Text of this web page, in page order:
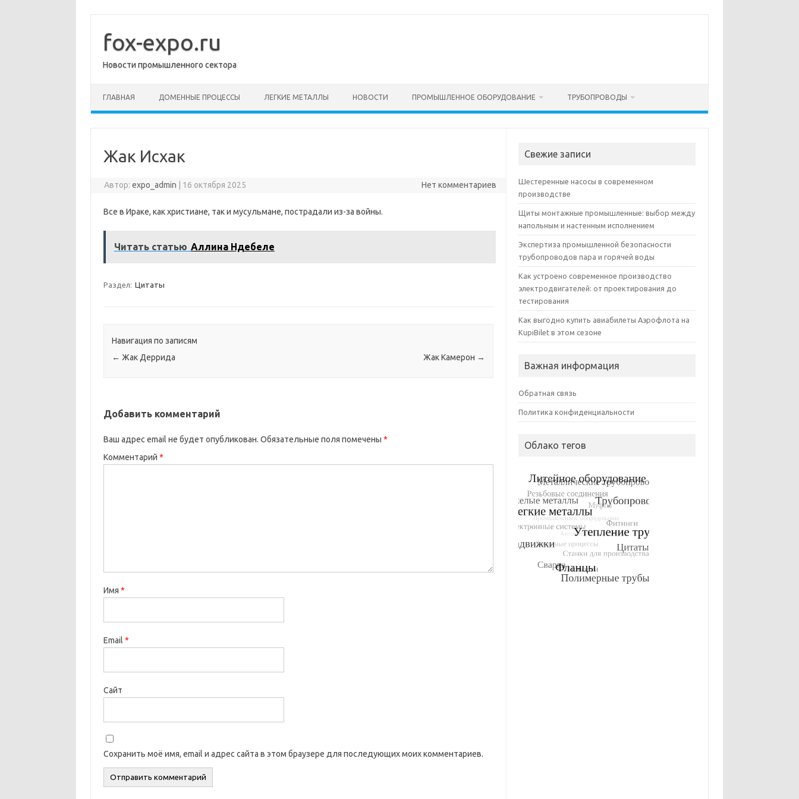
содержимому
fox-expo.ru
Новости промышленного сектора
ГЛАВНАЯ ДОМЕННЫЕ ПРОЦЕССЫ ЛЕГКИЕ МЕТАЛЛЫ НОВОСТИ ПРОМЫШЛЕННОЕ ОБОРУДОВАНИЕ ТРУБОПРОВОДЫ
Жак Исхак
Автор:expo_admin 16 октября 2025 Нет комментариев
Все в Ираке, как христиане, так и мусульмане, пострадали из-за войны.
Читать статью Аллина Ндебеле
Раздел: Цитаты
Навигация по записям
← Жак Деррида Жак Камерон →
Добавить комментарий
Ваш адрес email не будет опубликован. Обязательные поля помечены *
Комментарий *
Имя *
Email *
Сайт
Сохранить моё имя, email и адрес сайта в этом браузере для последующих моих комментариев.
Свежие записи
Шестеренные насосы в современном
производстве
Щиты монтажные промышленные: выбор между
напольным и настенным исполнением
Экспертиза промышленной безопасности
трубопроводов пара и горячей воды
Как устроено современное производство
электродвигателей: от проектирования до
тестирования
Как выгодно купить авиабилеты Аэрофлота на
KupiBilet в этом сезоне
Важная информация
Обратная связь
Политика конфиденциальности
Облако тегов